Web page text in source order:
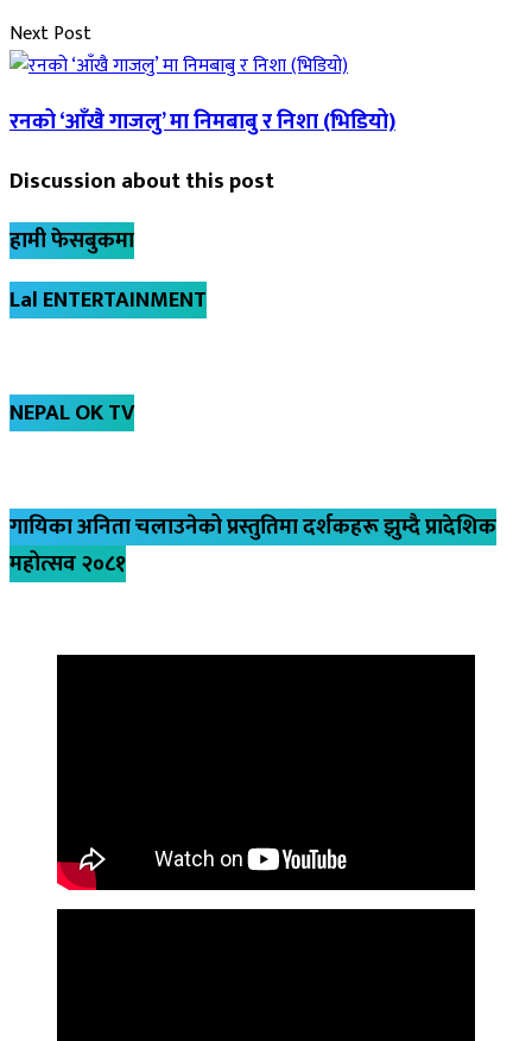
Next Post
रनको ‘आँखै गाजलु’ मा निमबाबु र निशा (भिडियो)
Discussion about this post
हामी फेसबुकमा
Lal ENTERTAINMENT
NEPAL OK TV
गायिका अनिता चलाउनेको प्रस्तुतिमा दर्शकहरू झुम्दै प्रादेशिक
महोत्सव २०८१